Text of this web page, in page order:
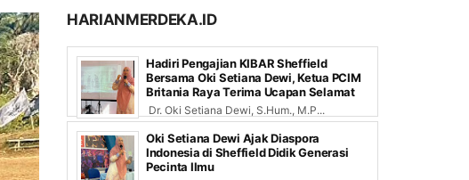
HARIANMERDEKA.ID
Hadiri Pengajian KIBAR Sheffield
Bersama Oki Setiana Dewi, Ketua PCIM
Britania Raya Terima Ucapan Selamat
Dr. Oki Setiana Dewi, S.Hum., M.P...
Oki Setiana Dewi Ajak Diaspora
Indonesia di Sheffield Didik Generasi
Pecinta Ilmu